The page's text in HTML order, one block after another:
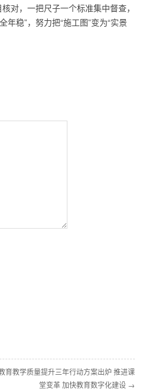
对，一把尺子一个标准集中督查，
稳”，努力把“施工图”变为“实景
育教学质量提升三年行动方案出炉 推进课
堂变革 加快教育数字化建设 →